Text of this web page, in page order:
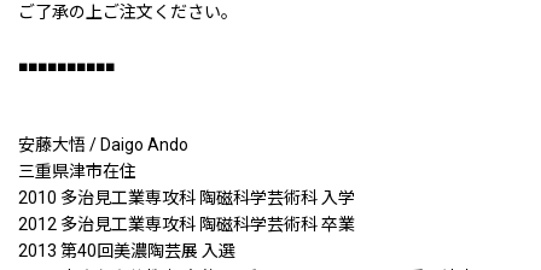
ご了承の上ご注文ください。
■■■■■■■■■■
安藤大悟 / Daigo Ando
三重県津市在住
2010 多治見工業専攻科 陶磁科学芸術科 入学
2012 多治見工業専攻科 陶磁科学芸術科 卒業
2013 第40回美濃陶芸展 入選